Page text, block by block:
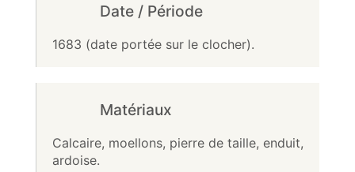
Date / Période
1683 (date portée sur le clocher).
Matériaux
Calcaire, moellons, pierre de taille, enduit,
ardoise.